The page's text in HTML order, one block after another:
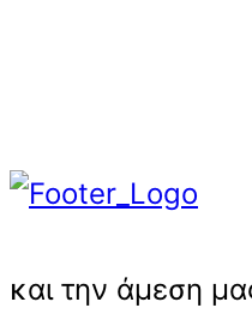
και την άμεση